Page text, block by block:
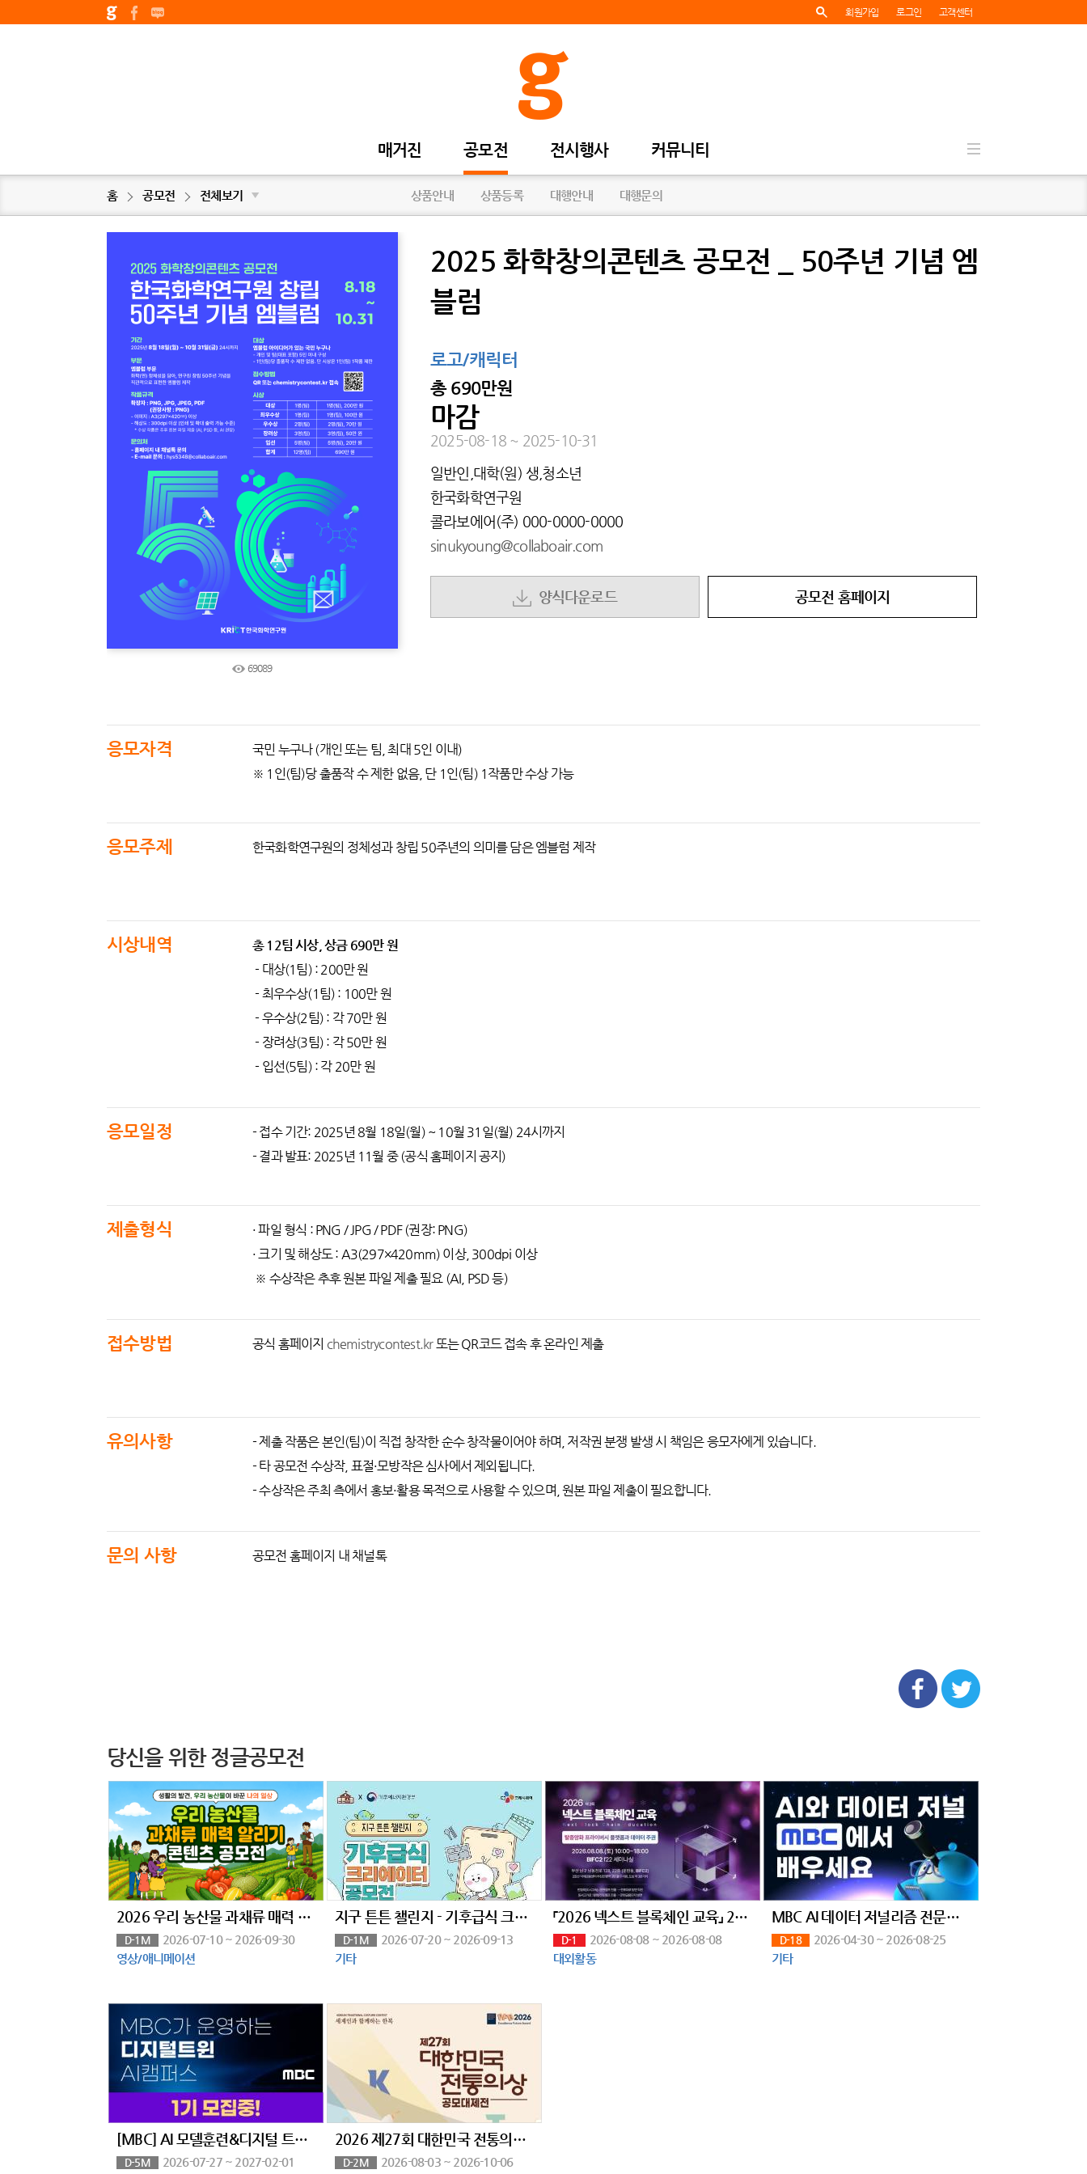
회원가입 로그인 고객센터
매거진 공모전 전시행사 커뮤니티
홈 공모전 전체보기 ▼ 상품안내 상품등록 대행안내 대행문의
69089
2025 화학창의콘텐츠 공모전 _ 50주년 기념 엠
블럼
로고/캐릭터
총 690만원
마감
2025-08-18 ~ 2025-10-31
일반인,대학(원) 생,청소년
한국화학연구원
콜라보에어(주) 000-0000-0000
sinukyoung@collaboair.com
양식다운로드 공모전 홈페이지
응모자격
국민 누구나 (개인 또는 팀, 최대 5인 이내)
※ 1인(팀)당 출품작 수 제한 없음, 단 1인(팀) 1작품만 수상 가능
응모주제 한국화학연구원의 정체성과 창립 50주년의 의미를 담은 엠블럼 제작
시상내역
총 12팀 시상, 상금 690만 원
- 대상(1팀) : 200만 원
- 최우수상(1팀) : 100만 원
- 우수상(2팀) : 각 70만 원
- 장려상(3팀) : 각 50만 원
- 입선(5팀) : 각 20만 원
응모일정
- 접수 기간: 2025년 8월 18일(월) ~ 10월 31일(월) 24시까지
- 결과 발표: 2025년 11월 중 (공식 홈페이지 공지)
제출형식
· 파일 형식 : PNG / JPG / PDF (권장: PNG)
· 크기 및 해상도 : A3(297×420mm) 이상, 300dpi 이상
※ 수상작은 추후 원본 파일 제출 필요 (AI, PSD 등)
접수방법 공식 홈페이지 chemistrycontest.kr또는 QR코드 접속 후 온라인 제출
유의사항
- 제출 작품은 본인(팀)이 직접 창작한 순수 창작물이어야 하며, 저작권 분쟁 발생 시 책임은 응모자에게 있습니다.
- 타 공모전 수상작, 표절·모방작은 심사에서 제외됩니다.
- 수상작은 주최 측에서 홍보·활용 목적으로 사용할 수 있으며, 원본 파일 제출이 필요합니다.
문의 사항 공모전 홈페이지 내 채널톡
당신을 위한 정글공모전
2026 우리 농산물 과채류 매력 알리기 콘텐츠 공모전
D-1M
2026-07-10 ~ 2026-09-30
영상/애니메이션
지구 튼튼 챌린지 - 기후급식 크리에이터 공모전(~9/13)
D-1M
2026-07-20 ~ 2026-09-13
기타
「2026 넥스트 블록체인 교육」 2회차 교육생 모집
D-1
2026-08-08 ~ 2026-08-08
대외활동
MBC AI 데이터 저널리즘 전문가 과정
D-18
2026-04-30 ~ 2026-08-25
기타
[MBC] AI 모델훈련&디지털 트윈 아카데미
D-5M 2026-07-27 ~ 2027-02-01
2026 제27회 대한민국 전통의상 공모대제전
D-2M 2026-08-03 ~ 2026-10-06